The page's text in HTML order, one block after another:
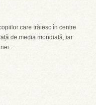
care trăiesc în centre
de media mondială, iar